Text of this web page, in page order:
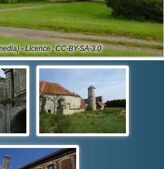
- Licence : CC-BY-SA-3.0